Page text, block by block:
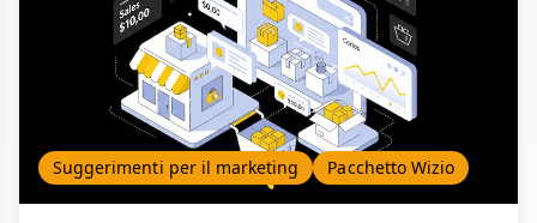
Suggerimenti per il marketing Pacchetto Wizio